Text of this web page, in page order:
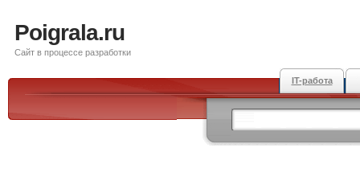
Poigrala.ru
Сайт в процессе разработки
IT-работа